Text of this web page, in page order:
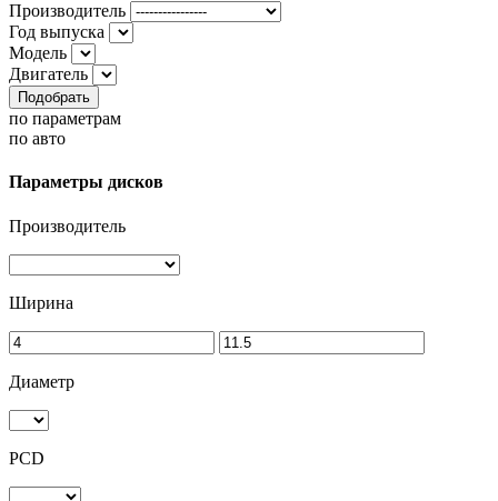
Производитель
Год выпуска
Модель
Двигатель
Подобрать
по параметрам
по авто
Параметры дисков
Производитель
Ширина
Диаметр
PCD